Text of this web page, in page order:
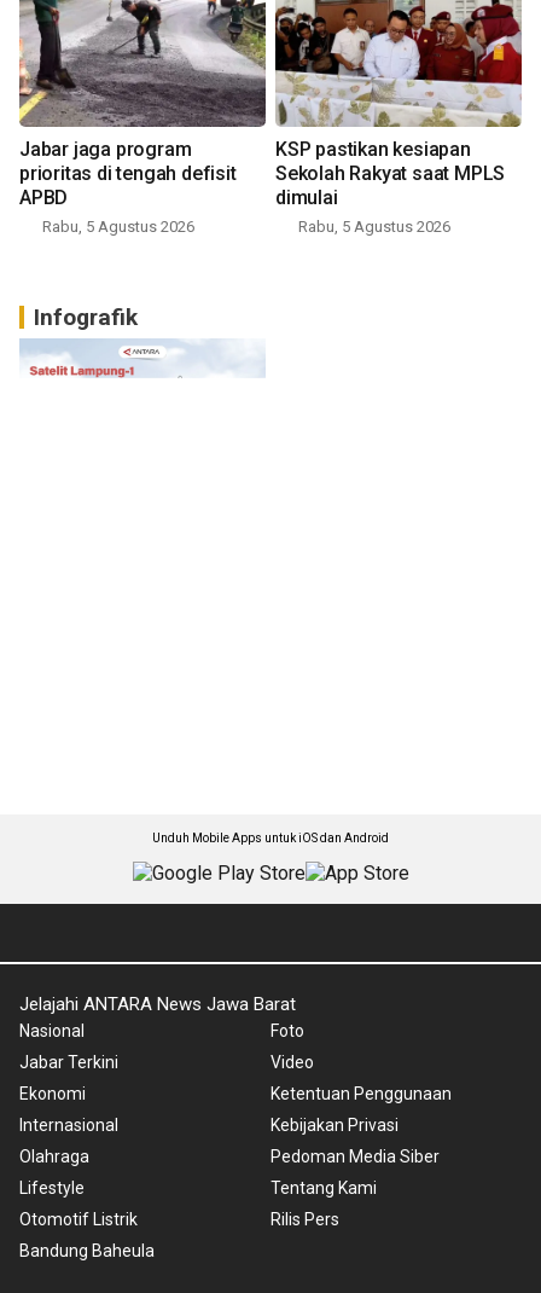
Jabar jaga program
prioritas di tengah defisit
APBD
Rabu, 5 Agustus 2026
KSP pastikan kesiapan
Sekolah Rakyat saat MPLS
dimulai
Rabu, 5 Agustus 2026
Infografik
Unduh Mobile Apps untuk iOS dan Android
Jelajahi ANTARA News Jawa Barat
Nasional
Jabar Terkini
Ekonomi
Internasional
Olahraga
Lifestyle
Otomotif Listrik
Bandung Baheula
Foto
Video
Ketentuan Penggunaan
Kebijakan Privasi
Pedoman Media Siber
Tentang Kami
Rilis Pers